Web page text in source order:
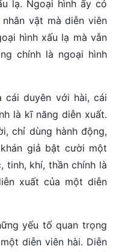
lạ. Ngoại hình ấy có
vật mà diễn viên
hình xấu lạ mà vẫn
chính là ngoại hình
cái duyên với hài, cái
là kĩ năng diễn xuất.
chỉ dùng hành động,
giả bật cười một
tinh, khí, thần chính là
xuất của một diễn
yếu tố quan trọng
diễn viên hài. Diễn